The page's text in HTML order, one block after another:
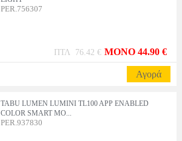
PER.756307
ΠΤΛ 76.42 € MONO 44.90 €
Αγορά
TABU LUMEN LUMINI TL100 APP ENABLED
COLOR SMART MO...
PER.937830